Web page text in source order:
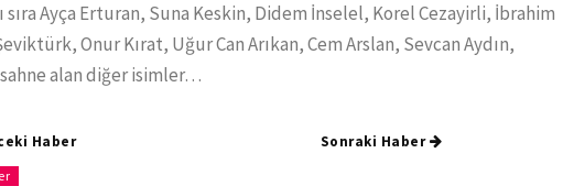
sıra Ayça Erturan, Suna Keskin, Didem İnselel, Korel Cezayirli, İbrahim
Onur Kırat, Uğur Can Arıkan, Cem Arslan, Sevcan Aydın,
alan diğer isimler…
Haber Sonraki Haber